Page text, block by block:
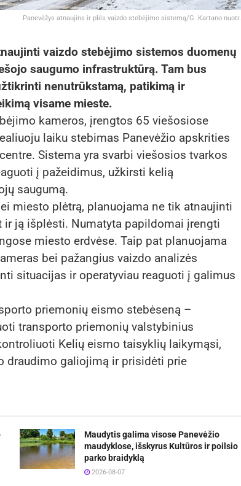
Panevėžys atnaujins ir plės vaizdo stebėjimo sistemą/G. Kartano nuotr.
vaizdo stebėjimo sistemos duomenų
saugumo infrastruktūrą. Tam bus
nenutrūkstamą, patikimą ir
visame mieste.
kameros, įrengtos 65 viešosiose
laiku stebimas Panevėžio apskrities
Sistema yra svarbi viešosios tvarkos
į pažeidimus, užkirsti kelią
saugumą.
miesto plėtrą, planuojama ne tik atnaujinti
ją išplėsti. Numatyta papildomai įrengti
miesto erdvėse. Taip pat planuojama
bei pažangius vaizdo analizės
situacijas ir operatyviau reaguoti į galimus
priemonių eismo stebėseną –
transporto priemonių valstybinius
Kelių eismo taisyklių laikymąsi,
draudimo galiojimą ir prisidėti prie
Maudytis galima visose Panevėžio
maudyklose, išskyrus Kultūros ir poilsio
parko braidyklą
2026-08-07